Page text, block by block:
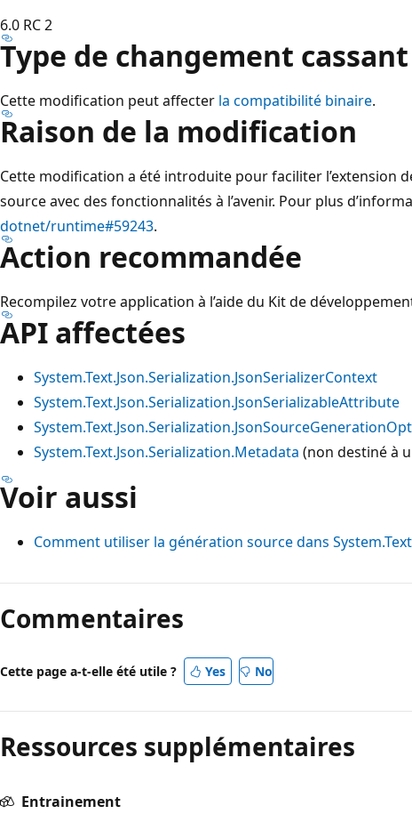
6.0 RC 2
Type de changement cassant
Cette modification peut affecter la compatibilité binaire.
Raison de la modification
Cette modification a été introduite pour faciliter l’extension
source avec des fonctionnalités à l’avenir. Pour plus
dotnet/runtime#59243.
Action recommandée
Recompilez votre application à l’aide du Kit de
API affectées
System.Text.Json.Serialization.JsonSerializerContext
System.Text.Json.Serialization.JsonSerializableAttribute
System.Text.Json.Serialization.Metadata (non destiné à
Voir aussi
Comment utiliser la génération source dans
Mode
lecture
désactivé
Commentaires
Cette page a-t-elle été utile ? Yes No
Ressources supplémentaires
Entrainement